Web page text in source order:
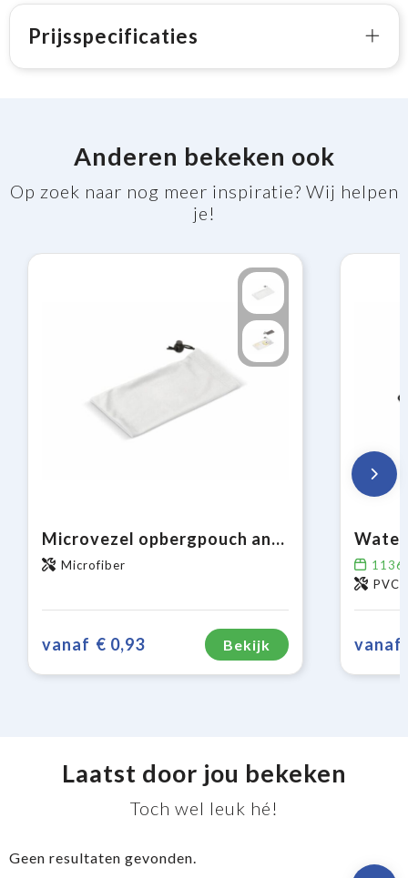
Prijsspecificaties
Anderen bekeken ook
Op zoek naar nog meer inspiratie? Wij helpen
je!
Microvezel opbergpouch antibacterieel 9 x 18 cm
Microfiber
vanaf € 0,93 Bekijk
PVC
vanaf
Laatst door jou bekeken
Toch wel leuk hé!
Geen resultaten gevonden.